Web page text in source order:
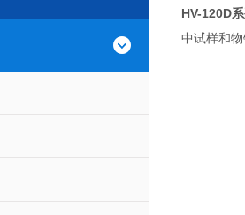
HV-120D
中试样和